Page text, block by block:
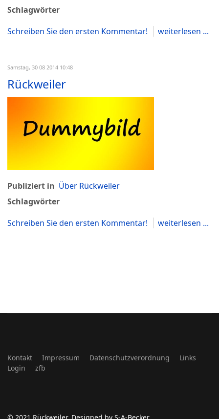
Schlagwörter
Schreiben Sie den ersten Kommentar!
weiterlesen ...
Samstag, 30 08 2014 10:48
Rückweiler
Publiziert in Über Rückweiler
Schlagwörter
Schreiben Sie den ersten Kommentar!
weiterlesen ...
Kontakt Impressum Datenschutzverordnung
Links
Login
zfb